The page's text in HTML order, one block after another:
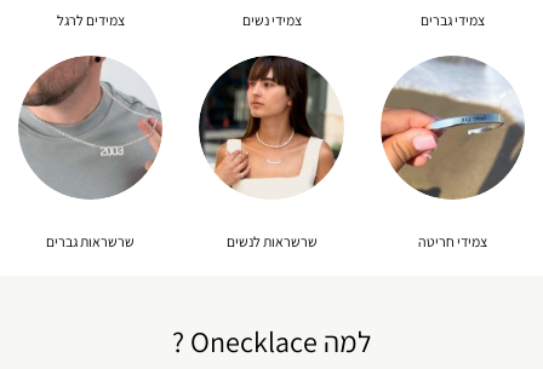
צמידי גברים צמידי נשים צמידים לרגל
צמידי חריטה שרשראות לנשים שרשראות גברים
למה Onecklace ?